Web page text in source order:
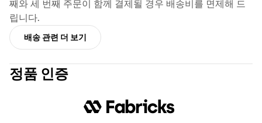
째와 세 번째 주문이 함께 결제될 경우 배송비를 면제해 드
립니다.
배송 관련 더 보기
정품 인증